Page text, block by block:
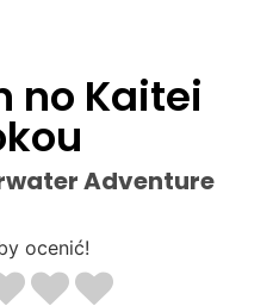
no Kaitei
Adventure
ocenić!